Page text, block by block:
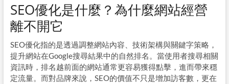
SEO優化是什麼？為什麼網站經營
離不開它
SEO優化指的是透過調整網站內容、技術架構與關鍵字策略，
提升網站在Google搜尋結果中的自然排名。當使用者搜尋相關
資訊時，排名越前面的網站通常更容易獲得點擊，進而帶來穩
定流量。而對品牌來說，SEO的價值不只是增加訪客數，更在